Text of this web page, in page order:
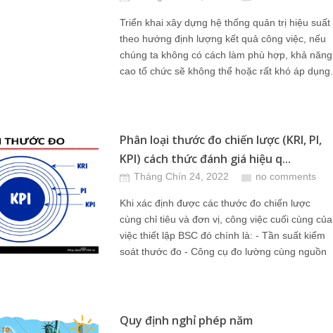
Triển khai xây dựng hệ thống quản trị hiệu suất
theo hướng định lượng kết quả công việc, nếu
chúng ta không có cách làm phù hợp, khả năng
cao tổ chức sẽ không thể hoặc rất khó áp dụng.
Phân loại thước đo chiến lược (KRI, PI,
KPI) cách thức đánh giá hiệu q...
Tháng Chín 24, 2022 no comments
Khi xác định được các thước đo chiến lược
cùng chỉ tiêu và đơn vị, công việc cuối cùng của
việc thiết lập BSC đó chính là: - Tần suất kiểm
soát thước đo - Công cụ đo lường cùng nguồn
Quy định nghỉ phép năm